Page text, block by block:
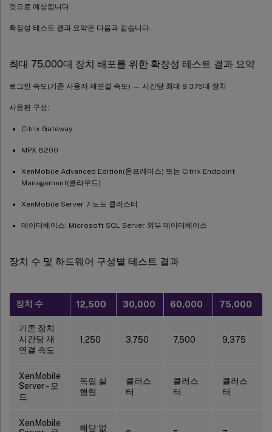
것으로 예상됩니다.
확장성 테스트 결과 요약은 다음과 같습니다.
최대 75,000대 장치 배포를 위한 확장성 테스트 결과 요약
로그인 속도(기존 사용자 재연결 속도) — 시간당 최대 9,375대 장치
사용된 구성:
Citrix Gateway
MPX 8200
XenMobile Advanced Edition(온프레미스) 또는 Citrix Endpoint
Management(클라우드)
XenMobile Server 7-노드 클러스터
데이터베이스: Microsoft SQL Server 외부 데이터베이스
장치 수 및 하드웨어 구성별 테스트 결과
장치 수 12,500 30,000 60,000 75,000
기존 장치
시간당 재
연결 속도
1,250 3,750 7,500 9,375
XenMobile
Server – 모
드
독립 실
행형
클러스
터
클러스
터
클러스
터
XenMobile
해당 없